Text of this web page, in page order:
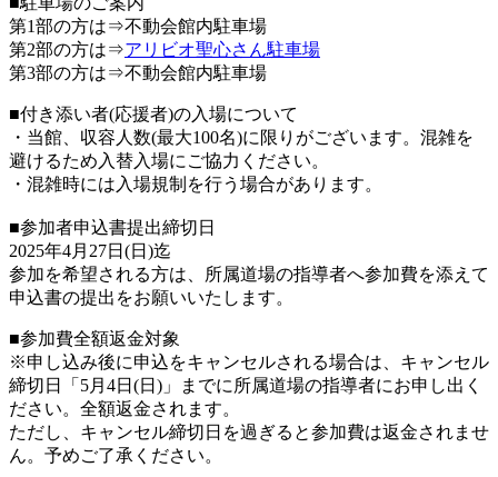
第1部の方は⇒不動会館内駐車場
第2部の方は⇒アリビオ聖心さん駐車場
第3部の方は⇒不動会館内駐車場
■付き添い者(応援者)の入場について
・当館、収容人数(最大100名)に限りがございます。混雑を
避けるため入替入場にご協力ください。
・混雑時には入場規制を行う場合があります。
■参加者申込書提出締切日
2025年4月27日(日)迄
参加を希望される方は、所属道場の指導者へ参加費を添えて
申込書の提出をお願いいたします。
■参加費全額返金対象
※申し込み後に申込をキャンセルされる場合は、キャンセル
締切日「5月4日(日)」までに所属道場の指導者にお申し出く
ださい。全額返金されます。
ただし、キャンセル締切日を過ぎると参加費は返金されませ
ん。予めご了承ください。